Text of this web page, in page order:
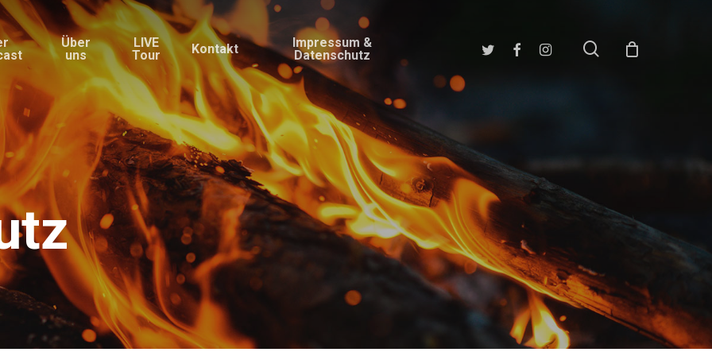
Über
uns
LIVE
Tour
Kontakt
Impressum &
Datenschutz
twitter facebookinstagram search